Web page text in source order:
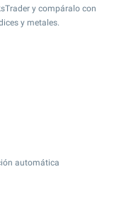
y compáralo con
y metales.
automática